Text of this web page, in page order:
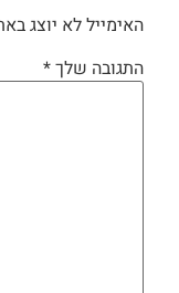
האימייל לא יוצג
התגובה שלך*